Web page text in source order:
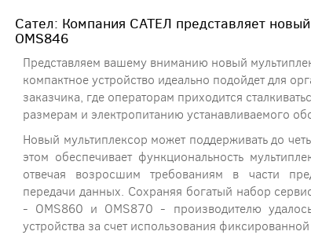
Сател: Компания САТЕЛ представляет
OMS846
Представляем вашему вниманию новый
компактное устройство идеально подойдет для
заказчика, где операторам приходится
размерам и электропитанию устанавливаемого
Новый мультиплексор может поддерживать до
этом обеспечивает функциональность
отвечая возросшим требованиям в части
передачи данных. Сохраняя богатый набор
- OMS860 и OMS870 - производителю
устройства за счет использования